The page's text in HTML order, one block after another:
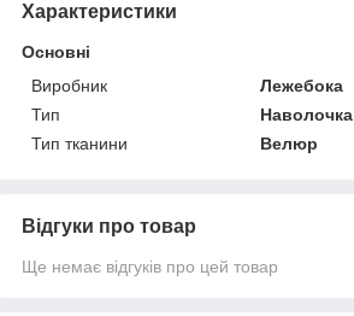
Характеристики
Основні
Виробник
Лежебока
Тип
Наволочка
Тип тканини
Велюр
Відгуки про товар
Ще немає відгуків про цей товар